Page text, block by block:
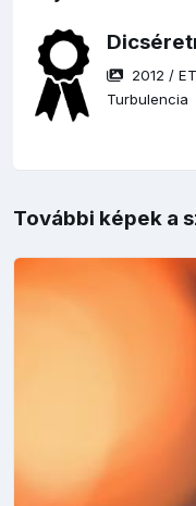
2012 /
Turbulencia
További képek a